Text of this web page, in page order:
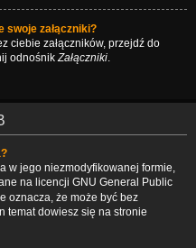
swoje załączniki?
ciebie załączników, przejdź do
odnośnikZałączniki.
w jego niezmodyfikowanej formie,
na licencji GNU General Public
oznacza, że może być bez
temat dowiesz się na stronie